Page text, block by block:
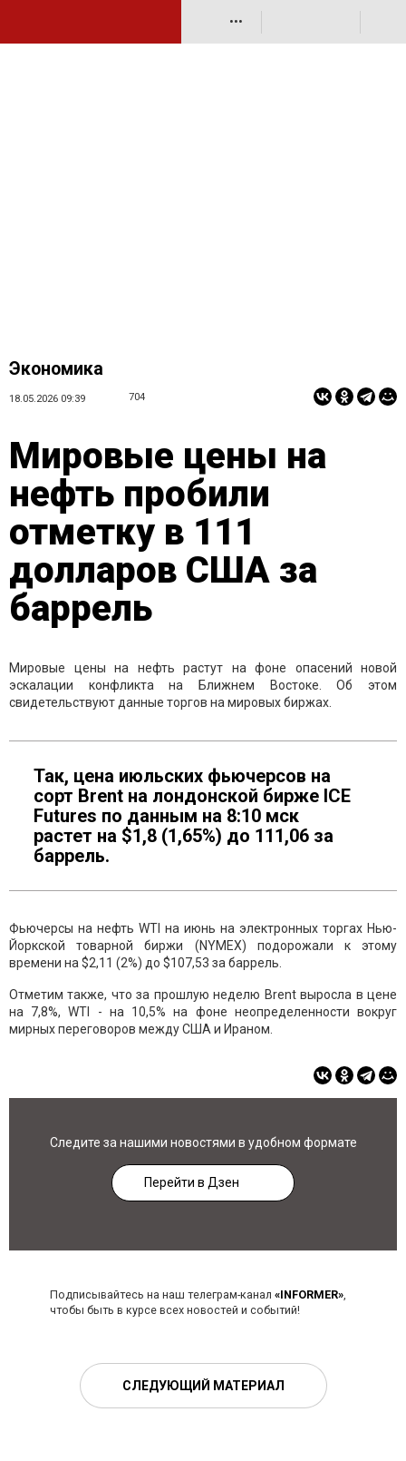
•••
Экономика
18.05.2026 09:39 704
Мировые цены на
нефть пробили
отметку в 111
долларов США за
баррель
Мировые цены на нефть растут на фоне опасений новой
эскалации конфликта на Ближнем Востоке. Об этом
свидетельствуют данные торгов на мировых биржах.
Так, цена июльских фьючерсов на
сорт Brent на лондонской бирже ICE
Futures по данным на 8:10 мск
растет на $1,8 (1,65%) до 111,06 за
баррель.
Фьючерсы на нефть WTI на июнь на электронных торгах Нью-
Йоркской товарной биржи (NYMEX) подорожали к этому
времени на $2,11 (2%) до $107,53 за баррель.
Отметим также, что за прошлую неделю Brent выросла в цене
на 7,8%, WTI - на 10,5% на фоне неопределенности вокруг
мирных переговоров между США и Ираном.
Следите за нашими новостями в удобном формате
Перейти в Дзен
Подписывайтесь на наш телеграм-канал «INFORMER»,
чтобы быть в курсе всех новостей и событий!
СЛЕДУЮЩИЙ МАТЕРИАЛ